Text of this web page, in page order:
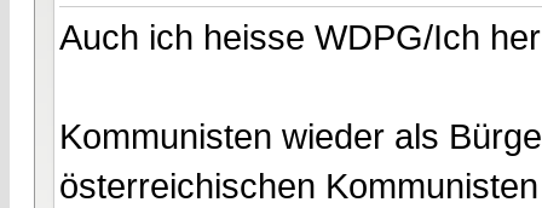
Auch ich heisse WDPG/Ich
Kommunisten wieder als
österreichischen